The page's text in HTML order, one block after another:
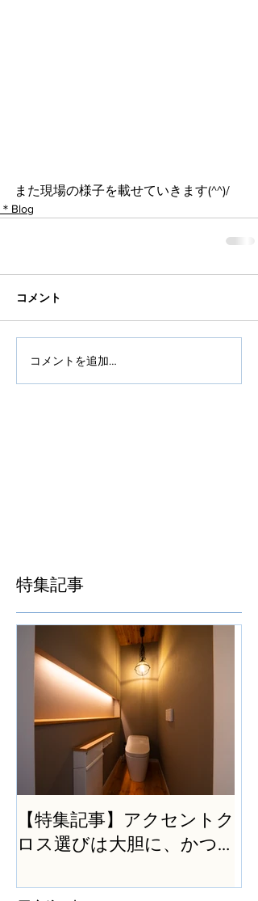
また現場の様子を載せていきます(^^)/
＊Blog
コメント
コメントを追加…
特集記事
【特集記事】アクセントク
ロス選びは大胆に、かつ